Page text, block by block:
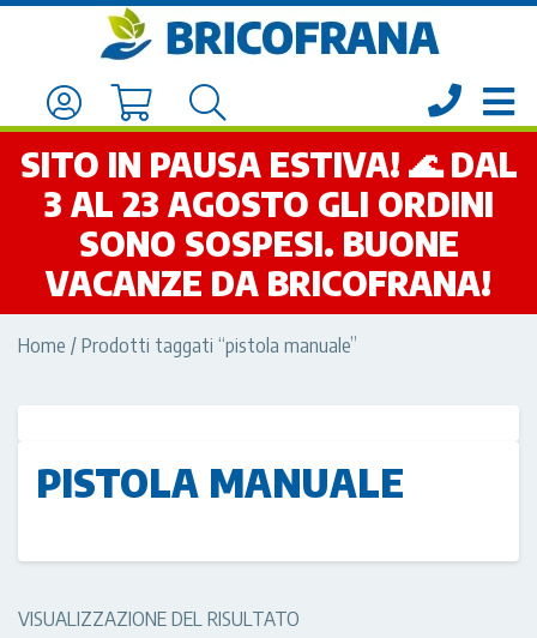
SITO IN PAUSA ESTIVA! 🌊 DAL
3 AL 23 AGOSTO GLI ORDINI
SONO SOSPESI. BUONE
VACANZE DA BRICOFRANA!
Home / Prodotti taggati “pistola manuale”
PISTOLA MANUALE
VISUALIZZAZIONE DEL RISULTATO